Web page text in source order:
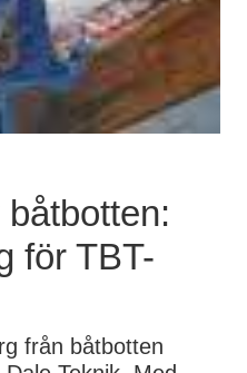
för TBT-
från båtbotten